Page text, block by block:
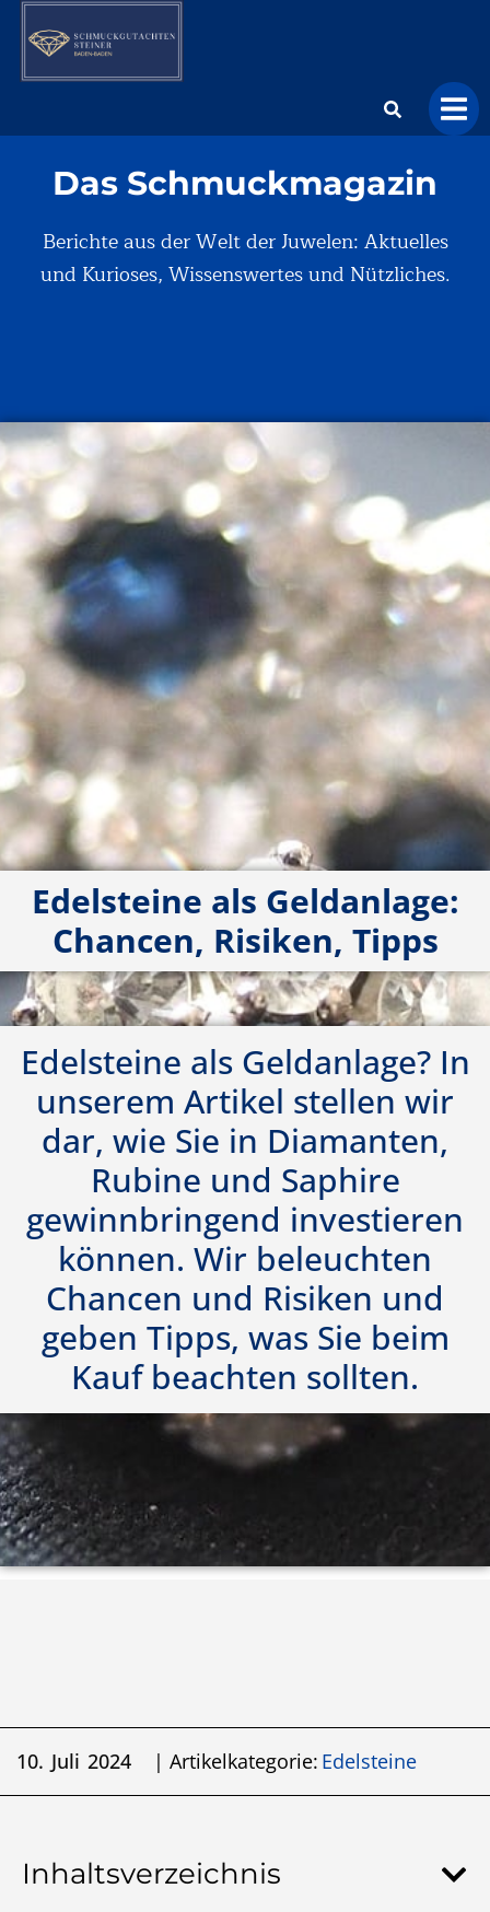
Das Schmuckmagazin
Berichte aus der Welt der Juwelen: Aktuelles
und Kurioses, Wissenswertes und Nützliches.
Edelsteine als Geldanlage:
Chancen, Risiken, Tipps
Edelsteine als Geldanlage? In
unserem Artikel stellen wir
dar, wie Sie in Diamanten,
Rubine und Saphire
gewinnbringend investieren
können. Wir beleuchten
Chancen und Risiken und
geben Tipps, was Sie beim
Kauf beachten sollten.
10. Juli 2024 | Artikelkategorie: Edelsteine
Inhaltsverzeichnis